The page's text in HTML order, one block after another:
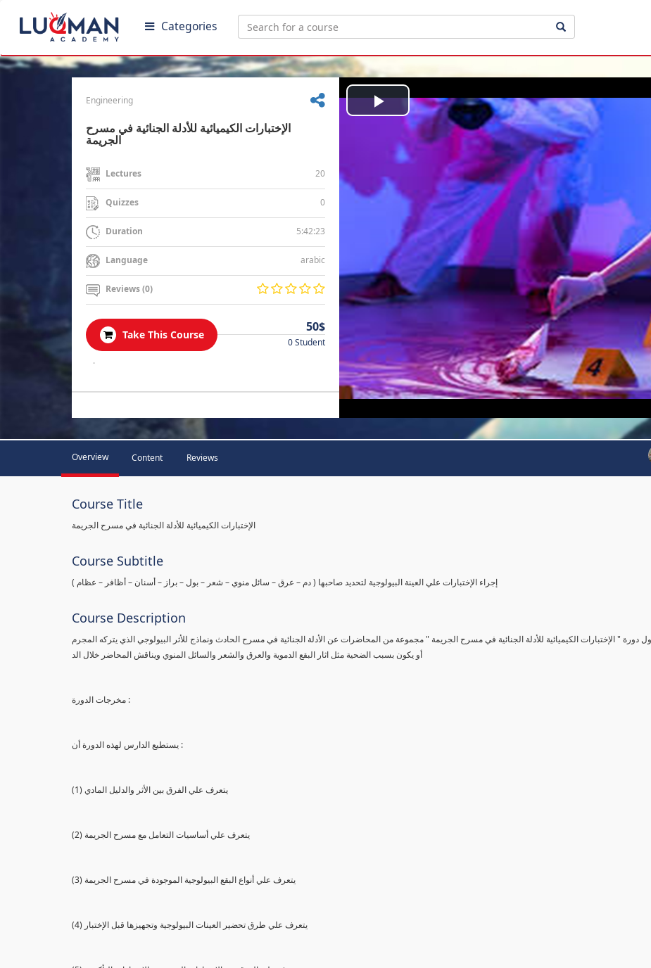
Categories
Engineering
الإختبارات الكيميائية للأدلة الجنائية في مسرح
الجريمة
Lectures 20
Quizzes 0
Duration 5:42:23
Language arabic
Reviews (0)
Take This Course
50$
0 Student
.
Play
Video
Overview Content Reviews
Course Title
الإختبارات الكيميائية للأدلة الجنائية في مسرح الجريمة
Course Subtitle
( إجراء الإختبارات علي العينة البيولوجية لتحديد صاحبها ( دم – عرق – سائل منوي – شعر – بول – براز – أسنان – أظافر – عظام
Course Description
دورة " الإختبارات الكيميائية للأدلة الجنائية في مسرح الجريمة " مجموعة من المحاضرات عن الأدلة الجنائية في مسرح الحادث ونماذج للأثر البيولوجي الذي يتركه المجرم
أو يكون بسبب الضحية مثل اثار البقع الدموية والعرق والشعر والسائل المنوي ويناقش المحاضر خلال الد
مخرجات الدورة :
يستطيع الدارس لهذه الدورة أن :
(1) يتعرف علي الفرق بين الأثر والدليل المادي
(2) يتعرف علي أساسيات التعامل مع مسرح الجريمة
(3) يتعرف علي أنواع البقع البيولوجية الموجودة في مسرح الجريمة
(4) يتعرف علي طرق تحضير العينات البيولوجية وتجهيزها قبل الإختبار